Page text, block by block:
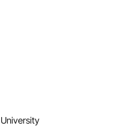
University